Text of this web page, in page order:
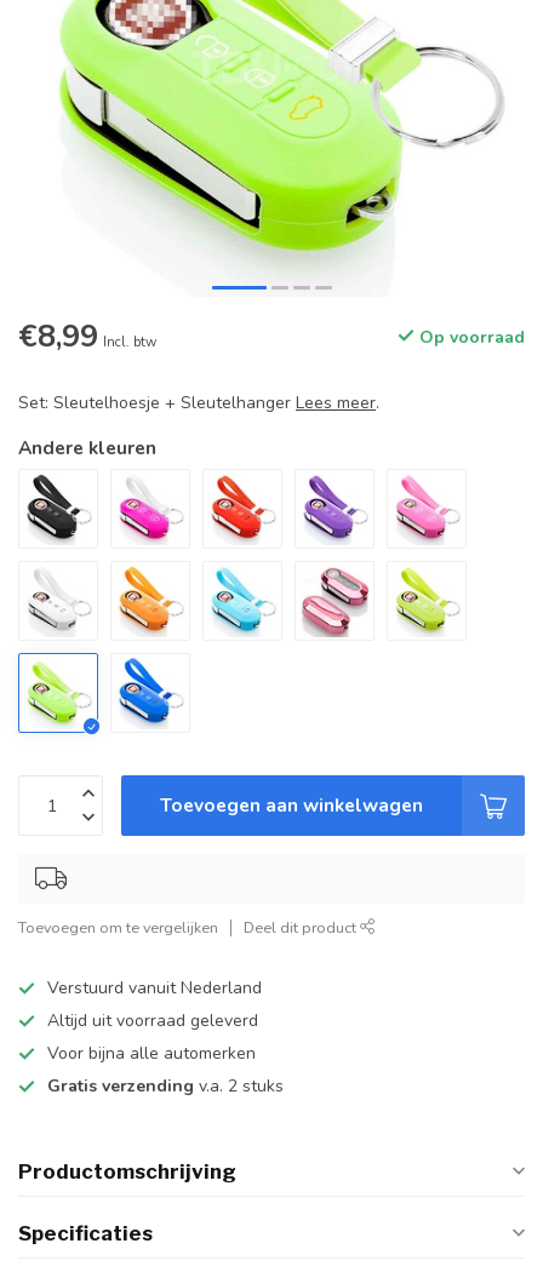
€8,99 Incl. btw Op voorraad
Set: Sleutelhoesje + Sleutelhanger Lees meer.
Andere kleuren
Toevoegen aan winkelwagen
Toevoegen om te vergelijken Deel dit product
Verstuurd vanuit Nederland
Altijd uit voorraad geleverd
Voor bijna alle automerken
Gratis verzending v.a. 2 stuks
Productomschrijving
Specificaties